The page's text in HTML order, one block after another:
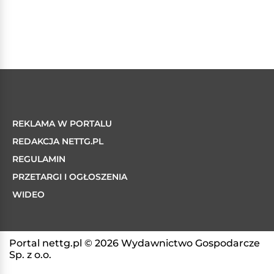
REKLAMA W PORTALU
REDAKCJA NETTG.PL
REGULAMIN
PRZETARGI I OGŁOSZENIA
WIDEO
Portal nettg.pl © 2026 Wydawnictwo Gospodarcze
Sp. z o.o.